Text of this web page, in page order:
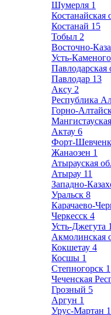
Шумерля 1
Костанайская
Костанай 15
Тобыл 2
Восточно-
Усть-
Павлодарская
Павлодар 13
Аксу 2
Республика
Горно-
Актау 6
Форт-
Жанаозен 1
Атырауская
Атырау 11
Западно-
Уральск 8
Карачаево-
Черкесск 4
Усть-Джегута 1
Акмолинская
Кокшетау 4
Косшы 1
Степногорск 1
Чеченская
Грозный 5
Аргун 1
Урус-Мартан 1